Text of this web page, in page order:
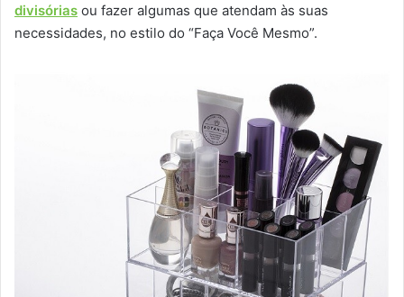
divisórias ou fazer algumas que atendam às suas
necessidades, no estilo do “Faça Você Mesmo”.